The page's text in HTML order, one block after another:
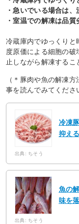
・急いでいる場合は
・室温での解凍は品
冷蔵庫内でゆっくりと
度原価による細胞の
止しながら解凍するこ
（＊豚肉や魚の解凍
事を読んでみてくださ
冷凍
抑え
出典: ちそう
魚の
味を
出典: ちそう